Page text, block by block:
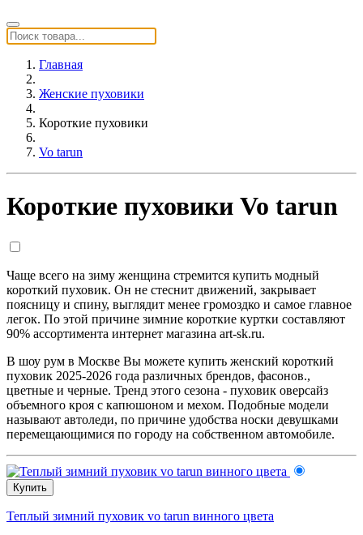
Главная
Женские пуховики
Короткие пуховики
Vo tarun
Короткие пуховики Vo tarun
Чаще всего на зиму женщина стремится купить модный
короткий пуховик. Он не стеснит движений, закрывает
поясницу и спину, выглядит менее громоздко и самое главное
легок. По этой причине зимние короткие куртки составляют
90% ассортимента интернет магазина art-sk.ru.
В шоу рум в Москве Вы можете купить женский короткий
пуховик 2025-2026 года различных брендов, фасонов.,
цветные и черные. Тренд этого сезона - пуховик оверсайз
объемного кроя с капюшоном и мехом. Подобные модели
называют автоледи, по причине удобства носки девушками
перемещающимися по городу на собственном автомобиле.
Купить
Теплый зимний пуховик vo tarun винного цвета